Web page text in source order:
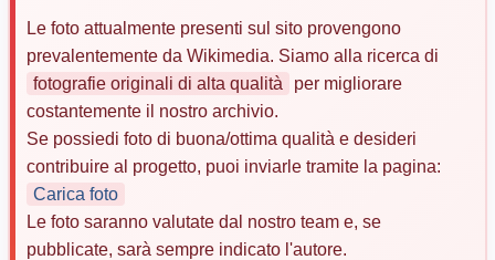
Le foto attualmente presenti sul sito provengono
prevalentemente da Wikimedia. Siamo alla ricerca di
fotografie originali di alta qualità
per migliorare
costantemente il nostro archivio.
Se possiedi foto di buona/ottima qualità e desideri
contribuire al progetto, puoi inviarle tramite la pagina:
Carica foto
Le foto saranno valutate dal nostro team e, se
pubblicate, sarà sempre indicato l'autore.